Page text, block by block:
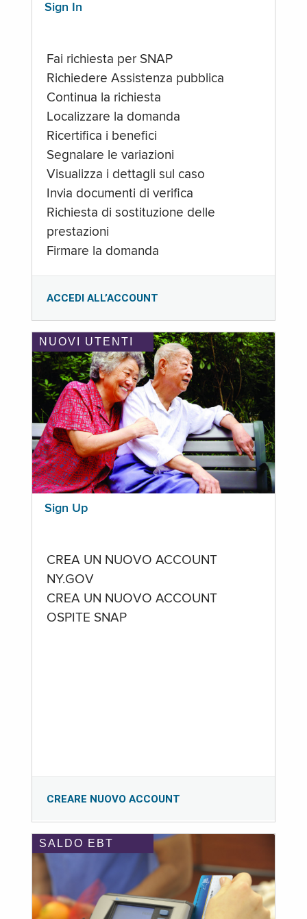
Sign In
Fai richiesta per SNAP
Richiedere Assistenza pubblica
Continua la richiesta
Localizzare la domanda
Ricertifica i benefici
Segnalare le variazioni
Visualizza i dettagli sul caso
Invia documenti di verifica
Richiesta di sostituzione delle
prestazioni
Firmare la domanda
ACCEDI ALL’ACCOUNT
NUOVI UTENTI
Sign Up
CREA UN NUOVO ACCOUNT
NY.GOV
CREA UN NUOVO ACCOUNT
OSPITE SNAP
CREARE NUOVO ACCOUNT
SALDO EBT